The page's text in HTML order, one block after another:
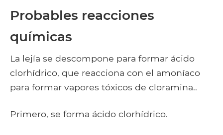
Probables reacciones
químicas
La lejía se descompone para formar ácido
clorhídrico, que reacciona con el amoníaco
para formar vapores tóxicos de cloramina..
Primero, se forma ácido clorhídrico.